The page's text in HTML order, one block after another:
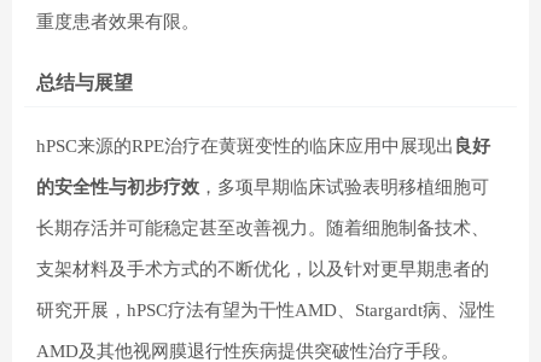
重度患者效果有限。
总结与展望
hPSC来源的RPE治疗在黄斑变性的临床应用中展现出 良好
的安全性与初步疗效 ，多项早期临床试验表明移植细胞可
长期存活并可能稳定甚至改善视力。随着细胞制备技术、
支架材料及手术方式的不断优化，以及针对更早期患者的
研究开展，hPSC疗法有望为干性AMD、Stargardt病、湿性
AMD及其他视网膜退行性疾病提供突破性治疗手段。